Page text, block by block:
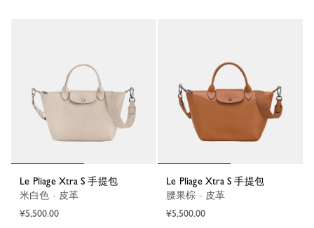
Le Pliage Xtra S 手提包
米白色 - 皮革
¥5,500.00
Le Pliage Xtra S 手提包
腰果棕 - 皮革
¥5,500.00